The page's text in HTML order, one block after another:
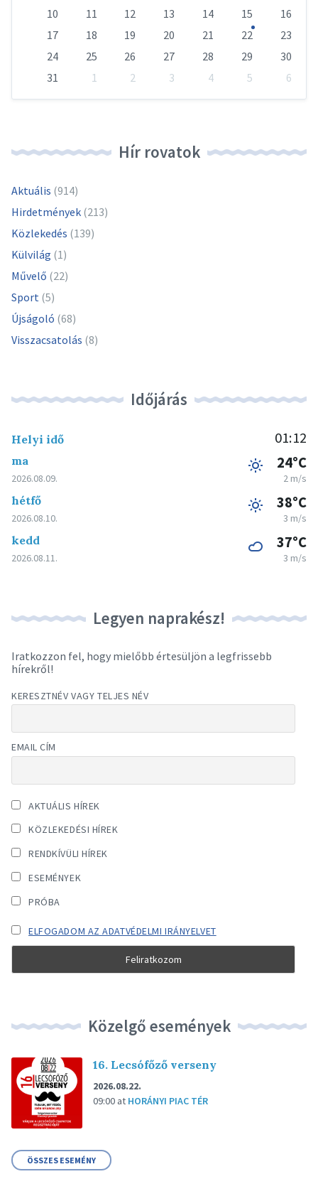
10
11 12 13 14 15
16
17
18 19 20 21 22
23
24
25 26 27 28 29
30
31
1 2 3 4 5
6
Hír rovatok
Aktuális (914)
Hirdetmények (213)
Közlekedés (139)
Külvilág (1)
Művelő (22)
Sport (5)
Újságoló (68)
Visszacsatolás (8)
Időjárás
Helyi idő 01:12
ma
2026.08.09.
24°C
2 m/s
hétfő
2026.08.10.
38°C
3 m/s
kedd
2026.08.11.
37°C
3 m/s
Legyen naprakész!
Iratkozzon fel, hogy mielőbb értesüljön a legfrissebb
hírekről!
KERESZTNÉV VAGY TELJES NÉV
EMAIL CÍM
AKTUÁLIS HÍREK
KÖZLEKEDÉSI HÍREK
RENDKÍVÜLI HÍREK
ESEMÉNYEK
PRÓBA
ELFOGADOM AZ ADATVÉDELMI IRÁNYELVET
Közelgő események
16. Lecsófőző verseny
2026.08.22.
09:00 at HORÁNYI PIAC TÉR
ÖSSZES ESEMÉNY